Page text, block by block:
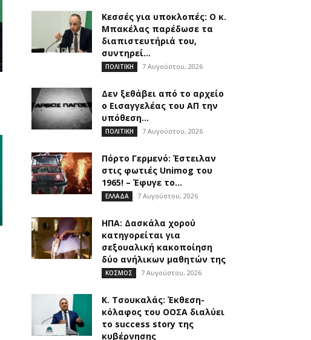
Κεσσές για υποκλοπές: Ο κ.
Μπακέλας παρέδωσε τα
διαπιστευτήριά του,
συντηρεί...
ΠΟΛΙΤΙΚΗ 7 Αυγούστου, 2026
Δεν ξεθάβει από το αρχείο
ο Εισαγγελέας του ΑΠ την
υπόθεση...
ΠΟΛΙΤΙΚΗ 7 Αυγούστου, 2026
Πόρτο Γερμενό: Έστειλαν
στις φωτιές Unimog του
1965! – Έφυγε το...
ΕΛΛΑΔΑ 7 Αυγούστου, 2026
ΗΠΑ: Δασκάλα χορού
κατηγορείται για
σεξουαλική κακοποίηση
δύο ανήλικων μαθητών της
ΚΟΣΜΟΣ 7 Αυγούστου, 2026
Κ. Τσουκαλάς: Έκθεση-
κόλαφος του ΟΟΣΑ διαλύει
το success story της
κυβέρνησης